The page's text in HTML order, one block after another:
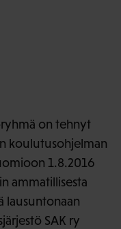
on tehnyt
koulutusohjelman
1.8.2016
ammatillisesta
lausuntonaan
SAK ry